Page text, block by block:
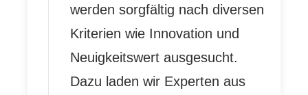
werden sorgfältig nach diversen
Kriterien wie Innovation und
Neuigkeitswert ausgesucht.
Dazu laden wir Experten aus